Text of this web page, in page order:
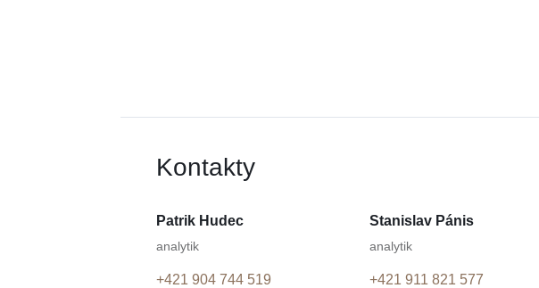
Kontakty
Patrik Hudec
analytik
+421 904 744 519
Stanislav Pánis
analytik
+421 911 821 577